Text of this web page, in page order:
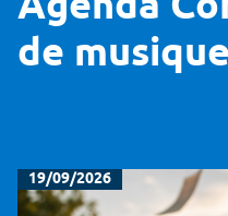
de
19/09/2026